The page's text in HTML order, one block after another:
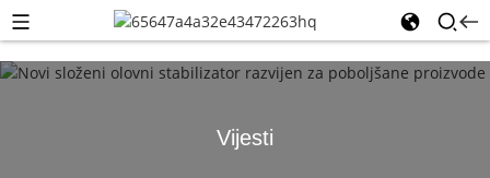
Vijesti